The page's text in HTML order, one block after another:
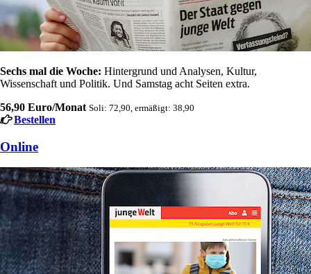
Sechs mal die Woche: Hintergrund und Analysen, Kultur,
Wissenschaft und Politik. Und Samstag acht Seiten extra.
56,90 Euro/Monat Soli: 72,90, ermäßigt: 38,90
Bestellen
Online